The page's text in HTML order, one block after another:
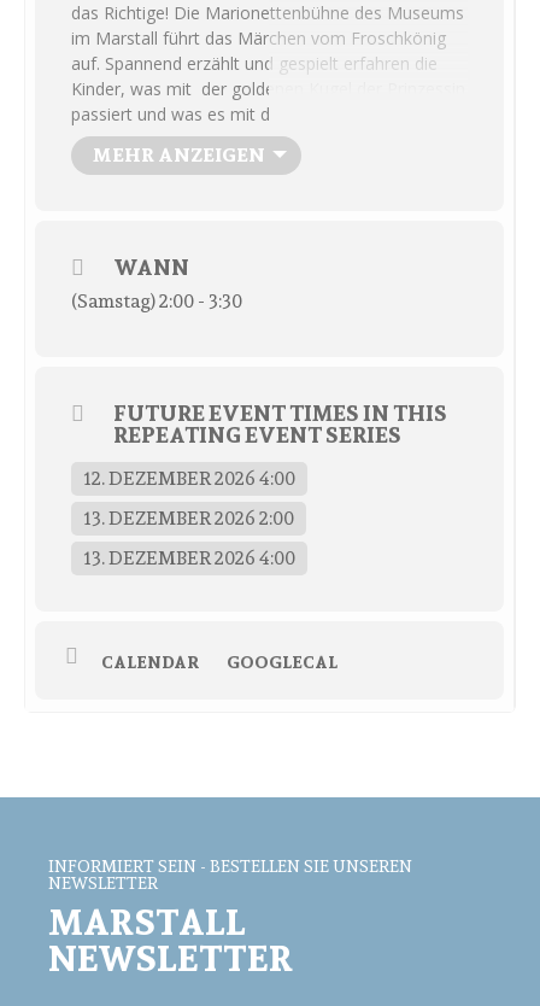
das Richtige! Die Marionettenbühne des Museums
im Marstall führt das Märchen vom Froschkönig
auf. Spannend erzählt und gespielt erfahren die
Kinder, was mit der goldenen Kugel der Prinzessin
passiert und was es mit dem Frosch auf sich hat,
der ihr Spielgefährte werden möchte. Das
Märchen der Gebrüder Grimm gehört zu den
Museumskasse erhältlich.
Jahren. Die Vorstellung dauert ca. 30 Minuten und
wird an dem Tag zweimal stattfinden:
MEHR ANZEIGEN
WANN
(Samstag) 2:00 - 3:30
FUTURE EVENT TIMES IN THIS
REPEATING EVENT SERIES
12. DEZEMBER 2026 4:00
13. DEZEMBER 2026 2:00
13. DEZEMBER 2026 4:00
CALENDAR GOOGLECAL
INFORMIERT SEIN - BESTELLEN SIE UNSEREN
NEWSLETTER
MARSTALL
NEWSLETTER